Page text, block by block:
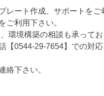
レート作成、サポートをご
ご利用下さい。
環境構築の相談も承ってお
【0544-29-7654】での対
絡下さい。